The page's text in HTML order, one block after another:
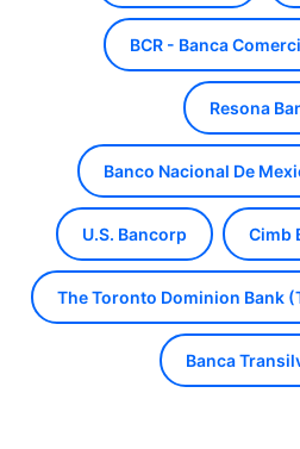
BCR - Banca
Resona
Banco Nacional De
U.S. Bancorp Cimb
The Toronto Dominion Bank
Banca